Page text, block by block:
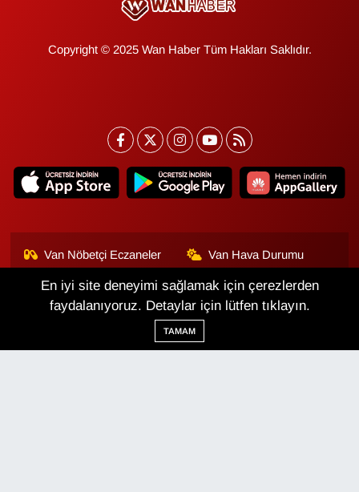
Copyright © 2025 Wan Haber Tüm Hakları Saklıdır.
Van Nöbetçi Eczaneler Van Hava Durumu
Van Namaz Vakitleri
Van Trafik Yoğunluk
Haritası
Puan Durumu ve Fikstür
En iyi site deneyimi sağlamak için çerezlerden
faydalanıyoruz. Detaylar için lütfen tıklayın.
TAMAM